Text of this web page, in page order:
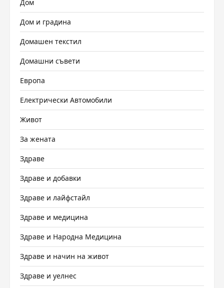
Дом
Дом и градина
Домашен текстил
Домашни съвети
Европа
Електрически Автомобили
Живот
За жената
Здраве
Здраве и добавки
Здраве и лайфстайл
Здраве и медицина
Здраве и Народна Медицина
Здраве и начин на живот
Здраве и уелнес